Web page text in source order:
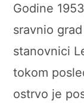
Godine
sravnio
stanovnici
tokom
ostrvo je